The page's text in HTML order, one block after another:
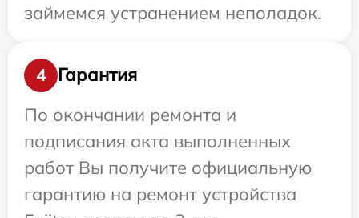
займемся устранением неполадок.
4
Гарантия
По окончании ремонта и
подписания акта выполненных
работ Вы получите официальную
гарантию на ремонт устройства